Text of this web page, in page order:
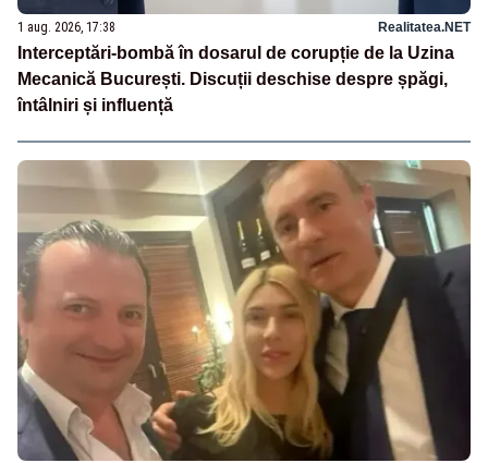
1 aug. 2026, 17:38 Realitatea.NET
Interceptări-bombă în dosarul de corupție de la Uzina
Mecanică București. Discuții deschise despre șpăgi,
întâlniri și influență